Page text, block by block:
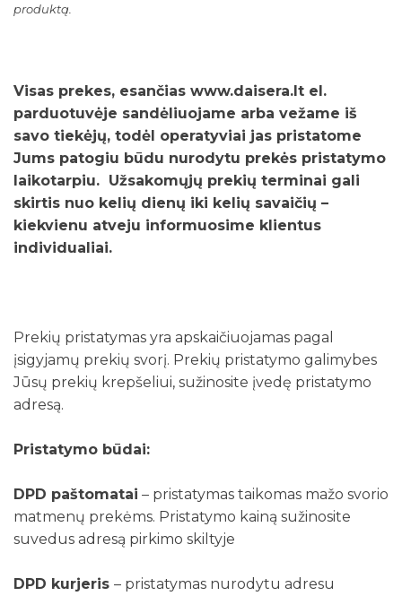
produktą.
Visas prekes, esančias www.daisera.lt el.
parduotuvėje sandėliuojame arba vežame iš
savo tiekėjų, todėl operatyviai jas pristatome
Jums patogiu būdu nurodytu prekės pristatymo
laikotarpiu. Užsakomųjų prekių terminai gali
skirtis nuo kelių dienų iki kelių savaičių –
kiekvienu atveju informuosime klientus
individualiai.
Prekių pristatymas yra apskaičiuojamas pagal
įsigyjamų prekių svorį. Prekių pristatymo galimybes
Jūsų prekių krepšeliui, sužinosite įvedę pristatymo
adresą.
Pristatymo būdai:
DPD paštomatai – pristatymas taikomas mažo svorio
matmenų prekėms. Pristatymo kainą sužinosite
suvedus adresą pirkimo skiltyje
DPD kurjeris – pristatymas nurodytu adresu